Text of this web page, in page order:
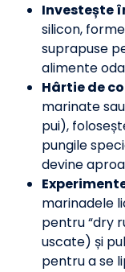
Investește
silicon,
suprapuse
alimente
Hârtie de
marinate
pui),
pungile
devine
marinadele
pentru “dry
uscate) și
pentru a se